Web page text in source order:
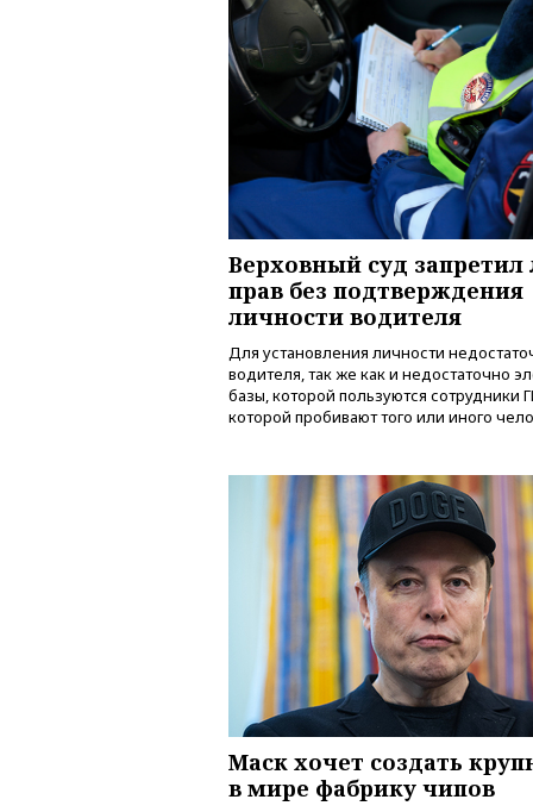
Верховный суд запретил
прав без подтверждения
личности водителя
Для установления личности
водителя, так же как и недостаточно
базы, которой пользуются сотрудники
которой пробивают того или иного
Маск хочет создать
в мире фабрику чипов